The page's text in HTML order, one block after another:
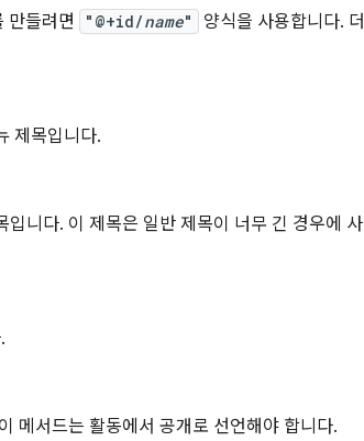
만들려면 "@+id/name"
양식을 사용합니다. 더
제목입니다.
니다. 이 제목은 일반 제목이 너무 긴 경우에 사
메서드는 활동에서 공개로 선언해야 합니다.